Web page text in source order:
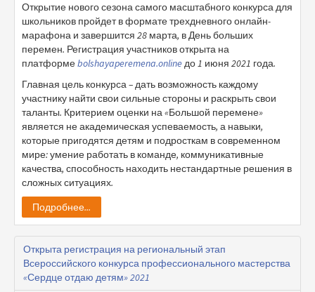
Открытие нового сезона самого масштабного конкурса для
школьников пройдет в формате трехдневного онлайн-
марафона и завершится 28 марта, в День больших
перемен. Регистрация участников открыта на
платформеbolshayaperemena.onlineдо 1 июня 2021 года.
Главная цель конкурса – дать возможность каждому
участнику найти свои сильные стороны и раскрыть свои
таланты. Критерием оценки на «Большой перемене»
является не академическая успеваемость, а навыки,
которые пригодятся детям и подросткам в современном
мире: умение работать в команде, коммуникативные
качества, способность находить нестандартные решения в
сложных ситуациях.
Подробнее...
Открыта регистрация на региональный этап
Всероссийского конкурса профессионального мастерства
«Сердце отдаю детям» 2021